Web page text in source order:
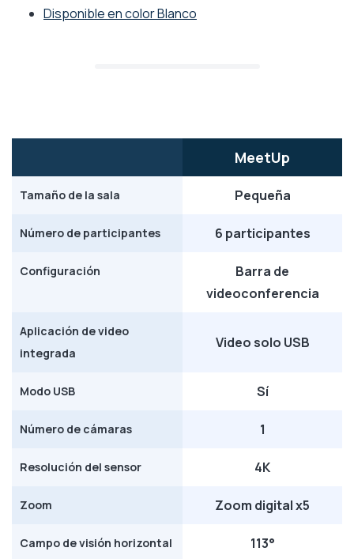
Disponible en color Blanco
MeetUp
Tamaño de la sala Pequeña
Número de participantes 6 participantes
Configuración
Barra de
videoconferencia
Aplicación de video
integrada
Video solo USB
Modo USB Sí
Número de cámaras 1
Resolución del sensor 4K
Zoom Zoom digital x5
Campo de visión horizontal 113°